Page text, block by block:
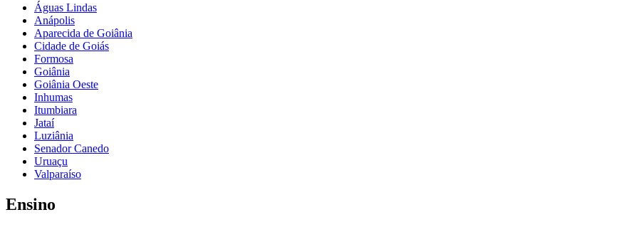
Águas Lindas
Anápolis
Aparecida de Goiânia
Cidade de Goiás
Formosa
Goiânia
Goiânia Oeste
Inhumas
Itumbiara
Jataí
Luziânia
Senador Canedo
Uruaçu
Valparaíso
Ensino